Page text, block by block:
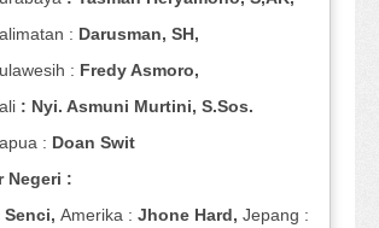
: Darusman, SH,
: Fredy Asmoro,
: Nyi. Asmuni Murtini, S.Sos.
: Doan Swit
Negeri :
Senci, Amerika : Jhone Hard, Jepang :